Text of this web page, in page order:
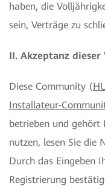
haben, die
sein, Verträge zu
II. Akzeptanz dieser
Diese Community (
Installateur-
betrieben und gehört
nutzen, lesen Sie die
Durch das Eingeben
Registrierung